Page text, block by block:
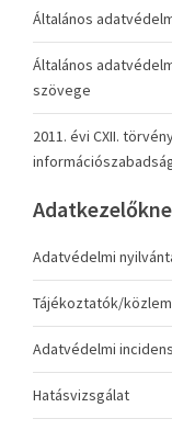
Általános
Általános
szövege
2011. évi CXII.
Adatvédelmi
Tájékoztatók/
Adatvédelmi incidens
Hatásvizsgálat